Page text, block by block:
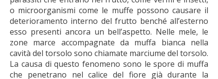
o microorganismi come le muffe possono causare il
deterioramento interno del frutto benché all’esterno
esso presenti ancora un bell’aspetto. Nelle mele, le
zone marce accompagnate da muffa bianca nella
cavità del torsolo sono chiamate marciume del torsolo.
La causa di questo fenomeno sono le spore di muffa
che penetrano nel calice del fiore già durante la